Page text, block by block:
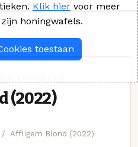
(2022)
Affligem Blond (2022)
Klik hier voor meer
honingwafels.
toestaan